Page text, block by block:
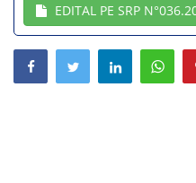
Webmail
Contato
EDITAL PE SRP